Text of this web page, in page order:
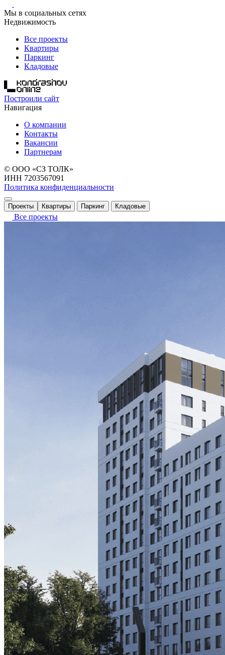
Мы в социальных сетях
Недвижимость
Все проекты
Квартиры
Паркинг
Кладовые
Построили сайт
Навигация
О компании
Контакты
Вакансии
Партнерам
© ООО «СЗ ТОЛК»
ИНН 7203567091
Политика конфиденциальности
Проекты Квартиры Паркинг Кладовые
Все проекты